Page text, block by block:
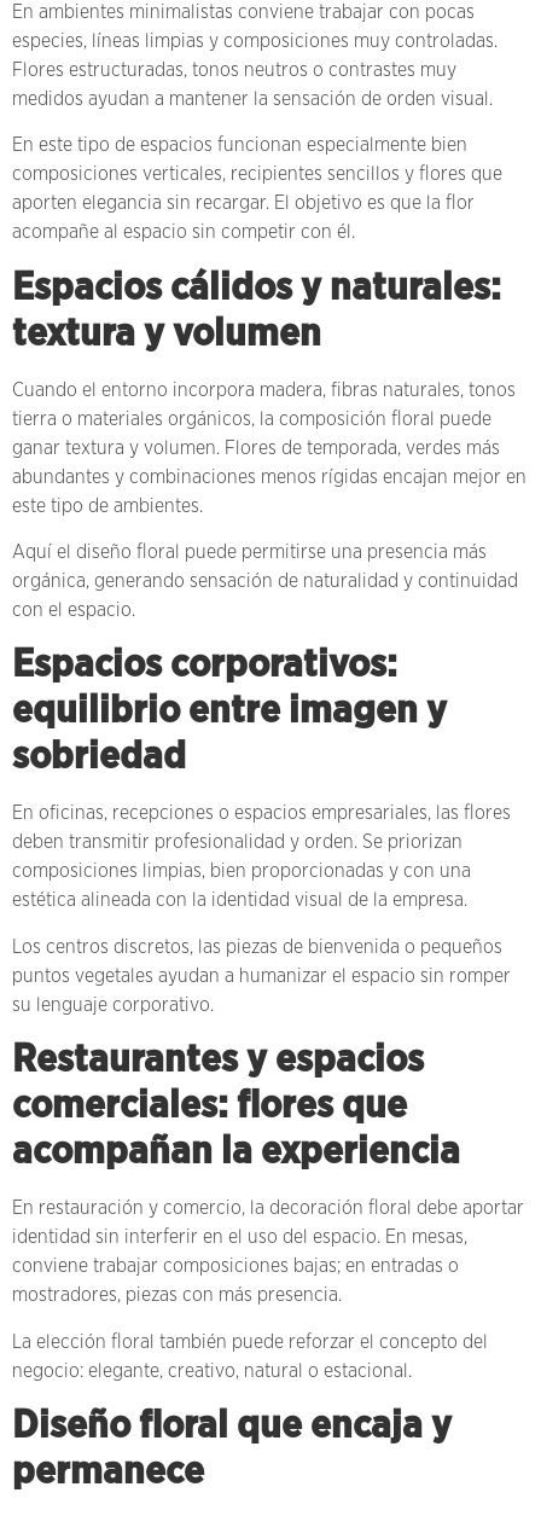
En ambientes minimalistas conviene trabajar con pocas
especies, líneas limpias y composiciones muy controladas.
Flores estructuradas, tonos neutros o contrastes muy
medidos ayudan a mantener la sensación de orden visual.
En este tipo de espacios funcionan especialmente bien
composiciones verticales, recipientes sencillos y flores que
aporten elegancia sin recargar. El objetivo es que la flor
acompañe al espacio sin competir con él.
Espacios cálidos y naturales:
textura y volumen
Cuando el entorno incorpora madera, fibras naturales, tonos
tierra o materiales orgánicos, la composición floral puede
ganar textura y volumen. Flores de temporada, verdes más
abundantes y combinaciones menos rígidas encajan mejor en
este tipo de ambientes.
Aquí el diseño floral puede permitirse una presencia más
orgánica, generando sensación de naturalidad y continuidad
con el espacio.
Espacios corporativos:
equilibrio entre imagen y
sobriedad
En oficinas, recepciones o espacios empresariales, las flores
deben transmitir profesionalidad y orden. Se priorizan
composiciones limpias, bien proporcionadas y con una
estética alineada con la identidad visual de la empresa.
Los centros discretos, las piezas de bienvenida o pequeños
puntos vegetales ayudan a humanizar el espacio sin romper
su lenguaje corporativo.
Restaurantes y espacios
comerciales: flores que
acompañan la experiencia
En restauración y comercio, la decoración floral debe aportar
identidad sin interferir en el uso del espacio. En mesas,
conviene trabajar composiciones bajas; en entradas o
mostradores, piezas con más presencia.
La elección floral también puede reforzar el concepto del
negocio: elegante, creativo, natural o estacional.
Diseño floral que encaja y
permanece